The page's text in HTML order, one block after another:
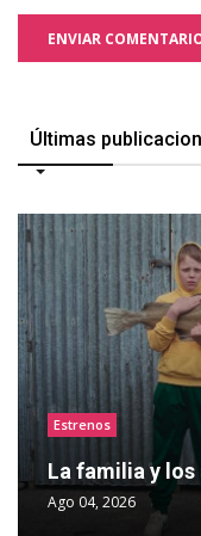
ENVIAR
Últimas
Estrenos
La familia y los
Ago 04, 2026